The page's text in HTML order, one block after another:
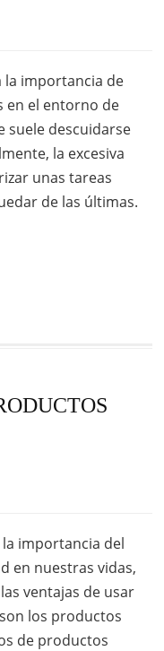
la importancia de
en el entorno de
suele descuidarse
la excesiva
unas tareas
de las últimas.
importancia del
en nuestras vidas,
ventajas de usar
los productos
de productos